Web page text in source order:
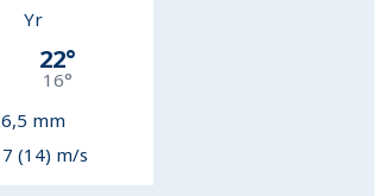
Yr
22°
16°
6,5 mm
7 (14) m/s